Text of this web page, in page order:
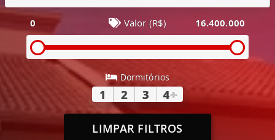
0 Valor (R$) 16.400.000
Dormitórios
1 2 3 4+
LIMPAR FILTROS